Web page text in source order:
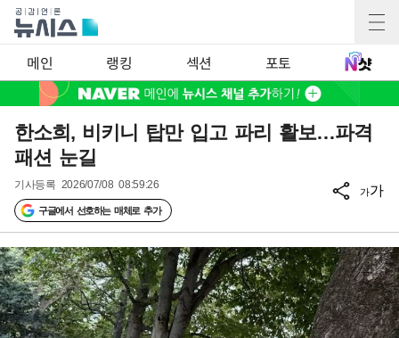
메인 랭킹 섹션 포토
한소희, 비키니 탑만 입고 파리 활보…파격
패션 눈길
기사등록 2026/07/08 08:59:26
구글에서 선호하는 매체로 추가
가가